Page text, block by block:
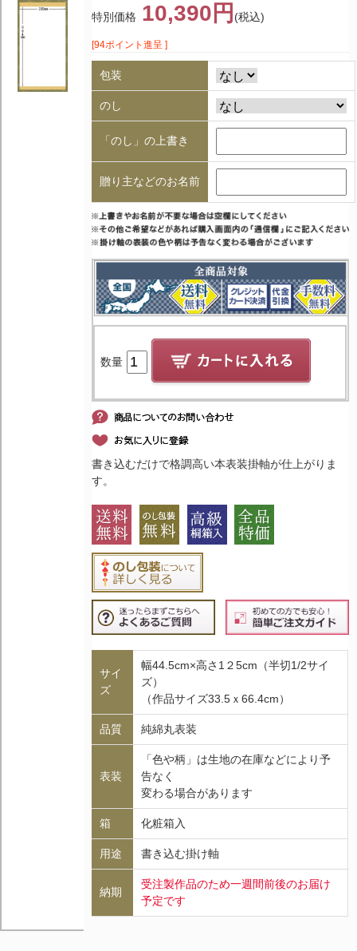
特別価格 10,390円 (税込)
[94ポイント進呈 ]
包装
のし
「のし」の上書き
贈り主などのお名前
数量
書き込むだけで格調高い本表装掛軸が仕上がりま
す。
サイ
ズ
幅44.5cm×高さ1２5cm（半切1/2サイ
ズ）
（作品サイズ33.5ｘ66.4cm）
品質 純綿丸表装
表装
「色や柄」は生地の在庫などにより予
告なく
変わる場合があります
箱 化粧箱入
用途 書き込む掛け軸
納期
受注製作品のため一週間前後のお届け
予定です